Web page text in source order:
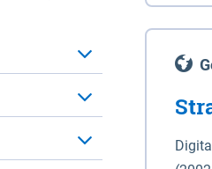
für
der in